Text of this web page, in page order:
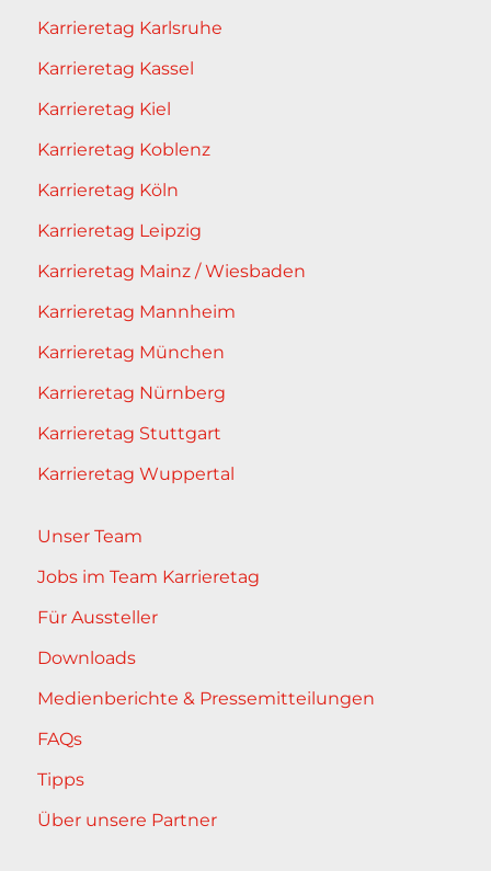
Karrieretag Karlsruhe
Karrieretag Kassel
Karrieretag Kiel
Karrieretag Koblenz
Karrieretag Köln
Karrieretag Leipzig
Karrieretag Mainz / Wiesbaden
Karrieretag Mannheim
Karrieretag München
Karrieretag Nürnberg
Karrieretag Stuttgart
Karrieretag Wuppertal
Unser Team
Jobs im Team Karrieretag
Für Aussteller
Downloads
Medienberichte & Pressemitteilungen
FAQs
Tipps
Über unsere Partner